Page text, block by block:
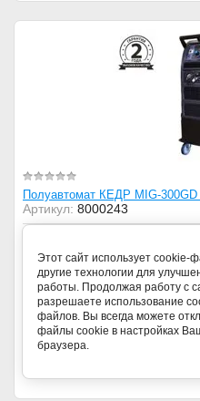
Полуавтомат КЕДР MIG-
Артикул: 8000243
Производитель
Максимальный ток, А
Количество:
102 100
Этот сайт использует cookie-
другие технологии для
работы. Продолжая работу с
разрешаете использование
файлов. Вы всегда можете
файлы cookie в настройках
браузера.